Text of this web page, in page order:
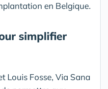
en Belgique.
simplifier
Louis Fosse, Via Sana